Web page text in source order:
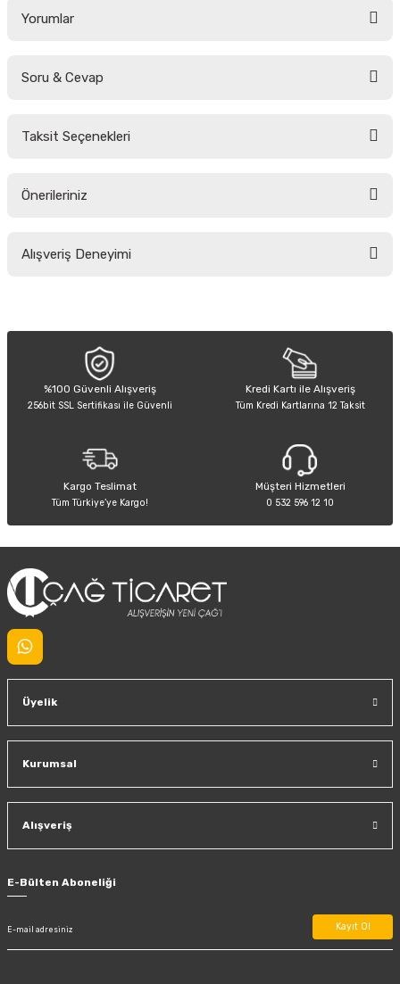
Yorumlar
Soru & Cevap
Taksit Seçenekleri
Önerileriniz
yetersiz gördüğünüz noktaları öneri formunu kullanarak tarafımıza
Ürün açıklamasında eksik bilgiler bulunuyor.
Ürün bilgilerinde hatalar bulunuyor.
Ürün fiyatı diğer sitelerden daha pahalı.
Alışveriş Deneyimi
%100 Güvenli Alışveriş
256bit SSL Sertifikası ile Güvenli
Kredi Kartı ile Alışveriş
Tüm Kredi Kartlarına 12 Taksit
Kargo Teslimat
Tüm Türkiye’ye Kargo!
Müşteri Hizmetleri
0 532 596 12 10
Üyelik
Kurumsal
Alışveriş
E-Bülten Aboneliği
Kayıt Ol